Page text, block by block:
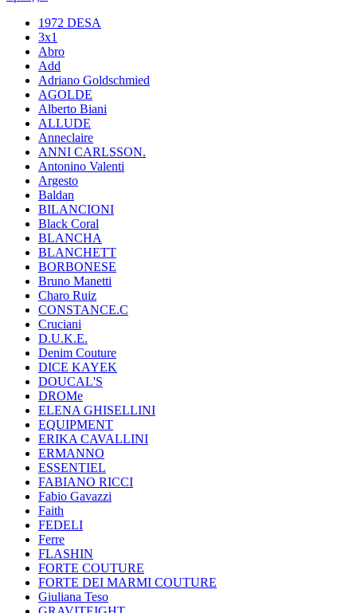
1972 DESA
3x1
Abro
Add
Adriano Goldschmied
AGOLDE
Alberto Biani
ALLUDE
Anneclaire
ANNI CARLSSON.
Antonino Valenti
Argesto
Baldan
BILANCIONI
Black Coral
BLANCHA
BLANCHETT
BORBONESE
Bruno Manetti
Charo Ruiz
CONSTANCE.C
Cruciani
D.U.K.E.
Denim Couture
DICE KAYEK
DOUCAL'S
DROMe
ELENA GHISELLINI
EQUIPMENT
ERIKA CAVALLINI
ERMANNO
ESSENTIEL
FABIANO RICCI
Fabio Gavazzi
Faith
FEDELI
Ferre
FLASHIN
FORTE COUTURE
FORTE DEI MARMI COUTURE
Giuliana Teso